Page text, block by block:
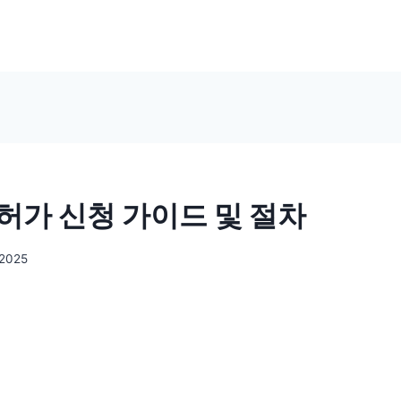
가 신청 가이드 및 절차